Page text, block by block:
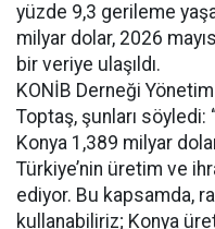
yüzde 9,3 gerileme
milyar dolar, 2026
bir veriye ulaşıldı.
KONİB Derneği
Toptaş, şunları
Konya 1,389 milyar
Türkiye’nin üretim ve
ediyor. Bu kapsamda,
kullanabiliriz; Konya